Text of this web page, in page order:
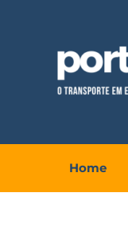
conteúdo
Home